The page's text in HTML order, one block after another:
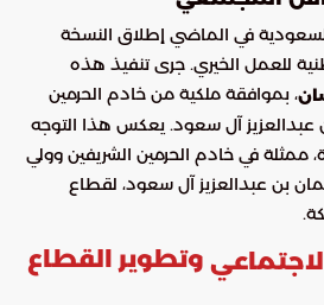
في الماضي إطلاق النسخة
للعمل الخيري. جرى تنفيذ هذه
، بموافقة ملكية من خادم الحرمين
عبدالعزيز آل سعود. يعكس هذا التوجه
ممثلة في خادم الحرمين الشريفين وولي
بن عبدالعزيز آل سعود، لقطاع
وتطوير القطاع